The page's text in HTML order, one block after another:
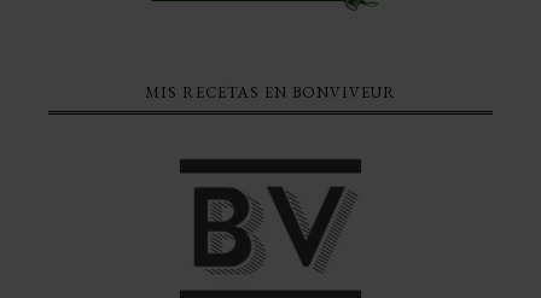
MIS RECETAS EN BONVIVEUR